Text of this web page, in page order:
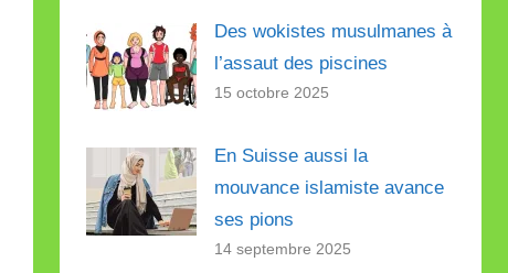
Des wokistes musulmanes à
l’assaut des piscines
15 octobre 2025
En Suisse aussi la
mouvance islamiste avance
ses pions
14 septembre 2025